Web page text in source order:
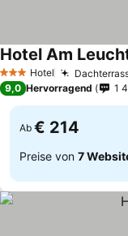
3 SterneHotel
Hotel Am
9,0 Hervorragend 1
Ab € 214
Preise von 7